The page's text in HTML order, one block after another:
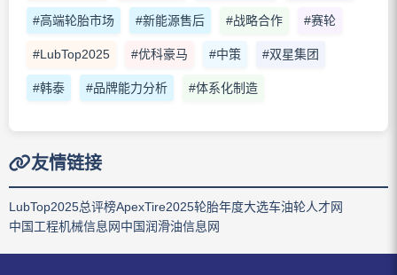
#高端轮胎市场 #新能源售后 #战略合作 #赛轮
#LubTop2025 #优科豪马 #中策 #双星集团
#韩泰 #品牌能力分析 #体系化制造
友情链接
LubTop2025总评榜ApexTire2025轮胎年度大选车油轮人才网
中国工程机械信息网中国润滑油信息网